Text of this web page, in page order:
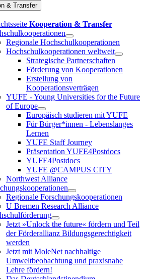
& Transfer
Kooperation & Transfer
Regionale Hochschulkooperationen
Hochschulkooperationen weltweit
Strategische Partnerschaften
Förderung von Kooperationen
Erstellung von
Kooperationsverträgen
YUFE - Young Universities for the Future
of Europe
Europäisch studieren mit YUFE
Für Bürger*innen - Lebenslanges
Lernen
YUFE Staff Journey
Präsentation YUFE4Postdocs
YUFE4Postdocs
YUFE @CAMPUS CITY
Northwest Alliance
Regionale Forschungskooperationen
U Bremen Research Alliance
Jetzt »Unlock the future« fördern und Teil
der Förderallianz Bildungsgerechtigkeit
werden
Jetzt mit MoleNet nachhaltige
Umweltbeobachtung und praxisnahe
Lehre fördern!